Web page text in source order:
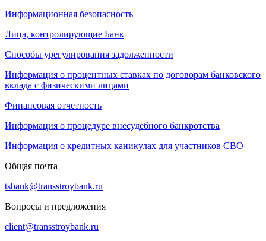
Информационная безопасность
Лица, контролирующие Банк
Способы урегулирования задолженности
Информация о процентных ставках по договорам банковского
вклада с физическими лицами
Финансовая отчетность
Информация о процедуре внесудебного банкротства
Информация о кредитных каникулах для участников СВО
Общая почта
tsbank@transstroybank.ru
Вопросы и предложения
client@transstroybank.ru